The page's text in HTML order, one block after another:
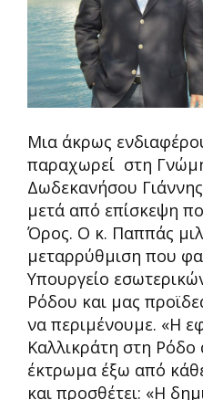
Μια άκρως
παραχωρεί στη
Δωδεκανήσου
μετά από επίσκεψη
Όρος. Ο κ. Παππάς
μεταρρύθμιση που
Υπουργείο
Ρόδου και μας
να περιμένουμε. «Η
Καλλικράτη στη Ρόδο
έκτρωμα έξω από
και προσθέτει: «Η